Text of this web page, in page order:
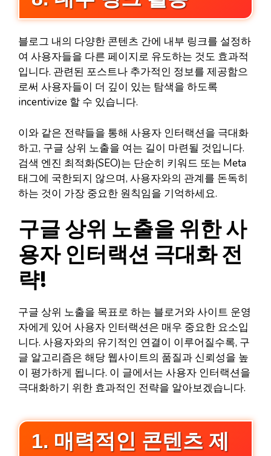
블로그 내의 다양한 콘텐츠 간에 내부 링크를 설정하
여 사용자들을 다른 페이지로 유도하는 것도 효과적
입니다. 관련된 포스트나 추가적인 정보를 제공함으
로써 사용자들이 더 깊이 있는 탐색을 하도록
incentivize 할 수 있습니다.
이와 같은 전략들을 통해 사용자 인터랙션을 극대화
하고, 구글 상위 노출을 여는 길이 마련될 것입니다.
검색 엔진 최적화(SEO)는 단순히 키워드 또는 Meta
태그에 국한되지 않으며, 사용자와의 관계를 돈독히
하는 것이 가장 중요한 원칙임을 기억하세요.
구글 상위 노출을 위한 사
용자 인터랙션 극대화 전
략!
구글 상위 노출을 목표로 하는 블로거와 사이트 운영
자에게 있어 사용자 인터랙션은 매우 중요한 요소입
니다. 사용자와의 유기적인 연결이 이루어질수록, 구
글 알고리즘은 해당 웹사이트의 품질과 신뢰성을 높
이 평가하게 됩니다. 이 글에서는 사용자 인터랙션을
극대화하기 위한 효과적인 전략을 알아보겠습니다.
1. 매력적인 콘텐츠 제